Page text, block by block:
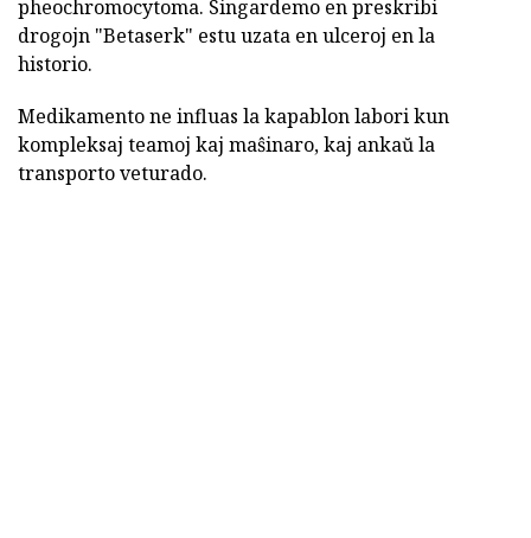
pheochromocytoma. Singardemo en preskribi
drogojn "Betaserk" estu uzata en ulceroj en la
historio.
Medikamento ne influas la kapablon labori kun
kompleksaj teamoj kaj maŝinaro, kaj ankaŭ la
transporto veturado.